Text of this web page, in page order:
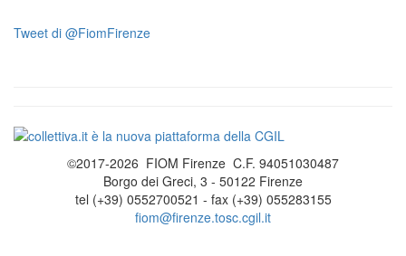
Tweet di @FiomFirenze
©2017-2026 FIOM Firenze C.F. 94051030487
Borgo dei Greci, 3 - 50122 Firenze
tel (+39) 0552700521 - fax (+39) 055283155
fiom@firenze.tosc.cgil.it